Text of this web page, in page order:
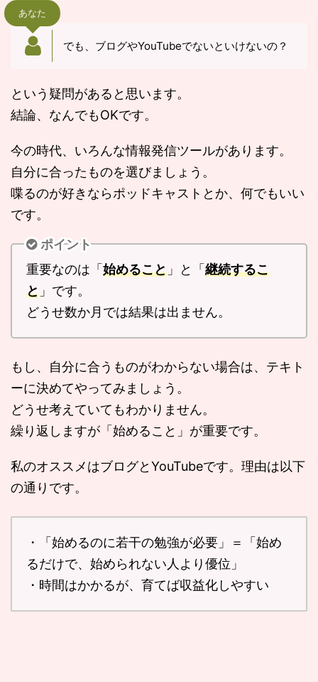
あなた
でも、ブログやYouTubeでないといけないの？
という疑問があると思います。
結論、なんでもOKです。
今の時代、いろんな情報発信ツールがあります。
自分に合ったものを選びましょう。
喋るのが好きならポッドキャストとか、何でもいい
です。
ポイント
重要なのは「 始めること 」と「 継続するこ
と 」です。
どうせ数か月では結果は出ません。
もし、自分に合うものがわからない場合は、テキト
ーに決めてやってみましょう。
どうせ考えていてもわかりません。
繰り返しますが「始めること」が重要です。
私のオススメはブログとYouTubeです。理由は以下
の通りです。
・「始めるのに若干の勉強が必要」＝「始め
るだけで、始められない人より優位」
・時間はかかるが、育てば収益化しやすい